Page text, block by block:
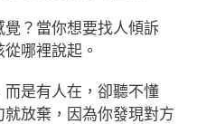
？ 當你想要找人傾訴
哪裡說起。
是有人在，卻聽不懂
放棄，因為你發現對方